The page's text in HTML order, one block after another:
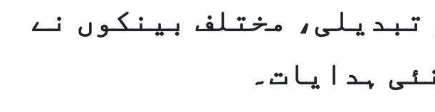
تبدیلی، مختلف بینکوں نے
ہدایات۔